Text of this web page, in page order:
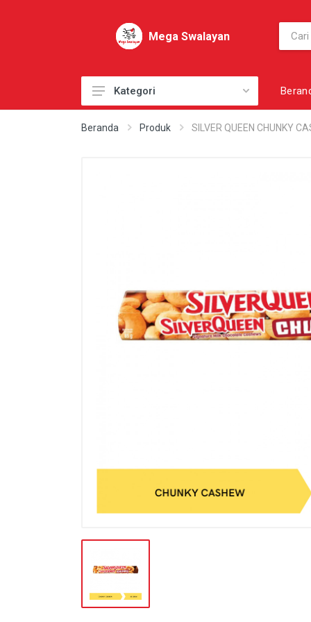
Mega Swalayan
AKSESORI
BARANG SUPPLY LAINNYA
BATERAI & GAS
FURNITURE
KEBUTUHAN HOTEL-RESTO
KEBUTUHAN KOKI
Kategori
Beranda Produk SILVER QUEEN CHUNKY